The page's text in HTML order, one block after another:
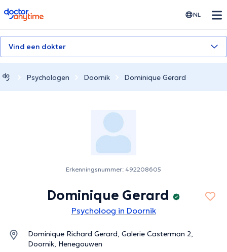
doctoranytime NL
Vind een dokter
Psychologen Doornik Dominique Gerard
Erkenningsnummer: 492208605
Dominique Gerard
Psycholoog in Doornik
Dominique Richard Gerard, Galerie Casterman 2,
Doornik, Henegouwen